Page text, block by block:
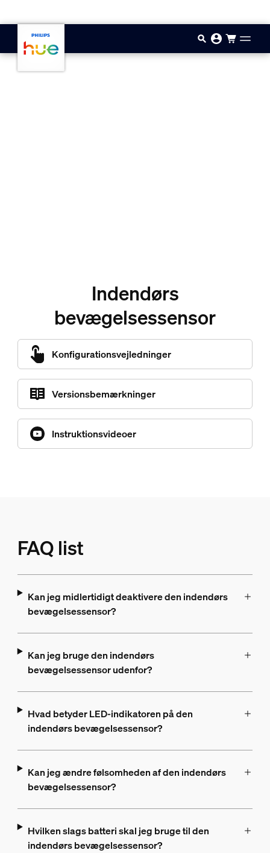
Indendørs
bevægelsessensor
Konfigurationsvejledninger
Versionsbemærkninger
Instruktionsvideoer
FAQ list
Kan jeg midlertidigt deaktivere den indendørs
bevægelsessensor?
Kan jeg bruge den indendørs
bevægelsessensor udenfor?
Hvad betyder LED-indikatoren på den
indendørs bevægelsessensor?
Kan jeg ændre følsomheden af den indendørs
bevægelsessensor?
Hvilken slags batteri skal jeg bruge til den
indendørs bevægelsessensor?